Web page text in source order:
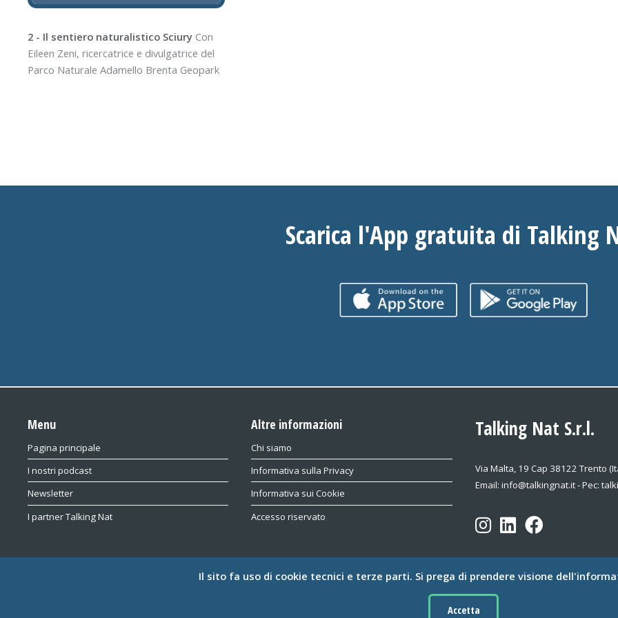
2 - Il sentiero naturalistico Sciury Con
Eileen Zeni, ricercatrice e divulgatrice del
Parco Naturale Adamello Brenta Geopark
Scarica l'App gratuita di Talking
Menu
Pagina principale
I nostri podcast
Newsletter
I partner Talking Nat
Altre informazioni
Chi siamo
Informativa sulla Privacy
Informativa sui Cookie
Accesso riservato
Talking Nat S.r.l.
Via Malta, 19 Cap 38122 Trento
Email: info@talkingnat.it - Pec:
© Talking Nat S.r.l. Tutti i diritti riservati.
rev. 3.3 - 2025.06.18
Il sito fa uso di cookie tecnici e terze parti. Si prega di prendere visione
Accetta